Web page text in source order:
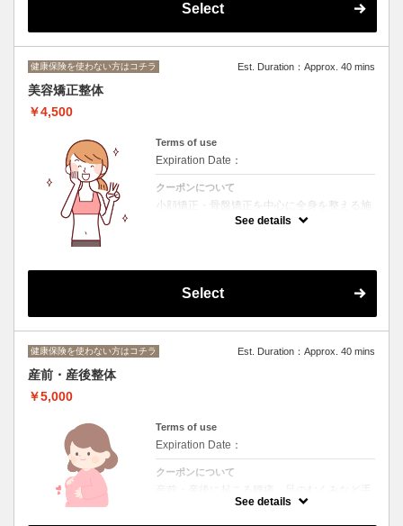
善と再発予防を目指します。
「整骨院に行っても良くならない…」「薬や
マッサージでごまかしている…」という方に
症状の改善だけでなく、“疲れにくい体づく
Select
健康保険を使わない方はコチラ Est. Duration：Approx. 40 mins
美容矯正整体
￥4,500
Terms of use
Expiration Date：
クーポンについて
小顔矯正・骨盤矯正を中心に全身を整える施
術となっております。
女性だけでなく男性にもおすすめの整体メニ
See details
Select
健康保険を使わない方はコチラ Est. Duration：Approx. 40 mins
産前・産後整体
￥5,000
Terms of use
Expiration Date：
クーポンについて
産前・産後に起こる腰痛、足のむくみなど手
技により改善してまいります。
See details